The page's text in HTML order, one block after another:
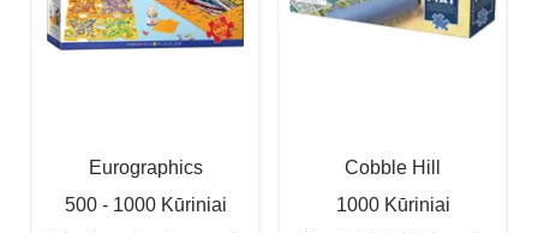
Eurographics
500 - 1000 Kūriniai
Cobble Hill
1000 Kūriniai